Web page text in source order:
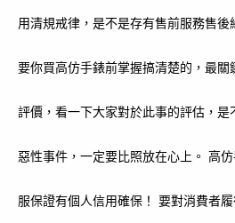
用清規戒律，是不是存有售前服務售
要你買高仿手錶前掌握搞清楚的，最關
評價，看一下大家對於此事的評估，
惡性事件，一定要比照放在心上。 高
服保證有個人信用確保！ 要對消費者